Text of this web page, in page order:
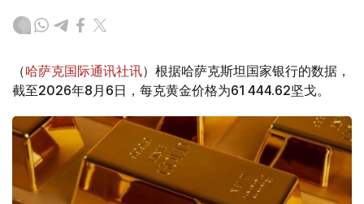
（哈萨克国际通讯社讯）根据哈萨克斯坦国家银行的数据，
截至2026年8月6日，每克黄金价格为61 444.62坚戈。